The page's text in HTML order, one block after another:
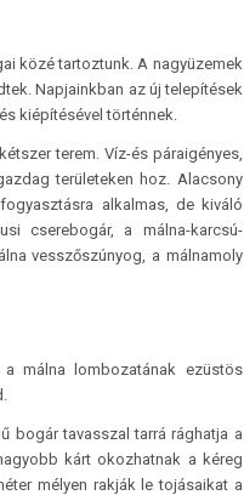
közé tartoztunk. A nagyüzemek
Napjainkban az új telepítések
kiépítésével történnek.
terem. Víz-és páraigényes,
területeken hoz. Alacsony
alkalmas, de kiváló
cserebogár, a málna-karcsú-
vesszőszúnyog, a málnamoly
málna lombozatának ezüstös
bogár tavasszal tarrá rághatja a
kárt okozhatnak a kéreg
mélyen rakják le tojásaikat a